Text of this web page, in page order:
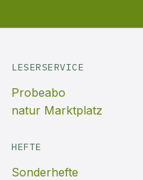
LESERSERVICE
Probeabo
natur Marktplatz
HEFTE
Sonderhefte